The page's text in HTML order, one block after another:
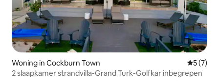
Woning in Cockburn Town
5 (7)
2 slaapkamer strandvilla-Grand Turk-Golfkar inbegrepen